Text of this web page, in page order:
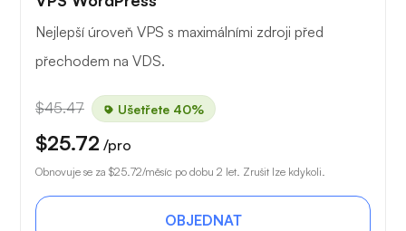
Nejlepší úroveň VPS s maximálními zdroji před
přechodem na VDS.
$45.47 Ušetřete 40%
$25.72 /pro
Obnovuje se za $25.72/měsíc po dobu 2 let. Zrušit lze kdykoli.
OBJEDNAT